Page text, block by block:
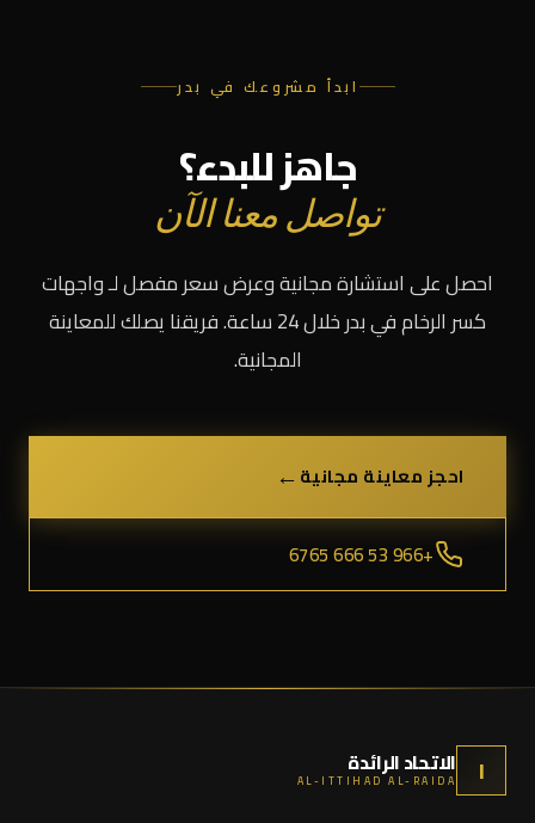
ابدأ مشروعك في بدر
جاهز للبدء؟
تواصل معنا الآن
احصل على استشارة مجانية وعرض سعر مفصل لـ واجهات
كسر الرخام في بدر خلال 24 ساعة. فريقنا يصلك للمعاينة
المجانية.
احجز معاينة مجانية←
+966 53 666 6765
ا الاتحاد الرائدة
AL-ITTIHAD AL-RAIDA